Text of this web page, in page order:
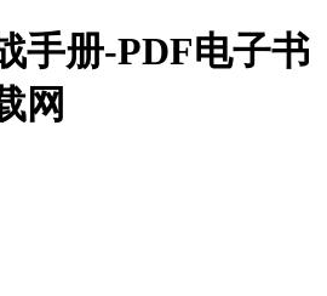
手册-PDF电子书
网